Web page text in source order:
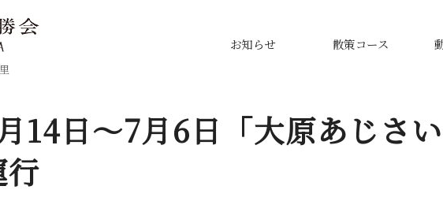
お知らせ 散策コース
14日〜7月6日「大原あじさ
行